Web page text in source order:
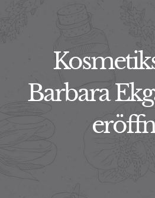
BOOK NOW
Barbara